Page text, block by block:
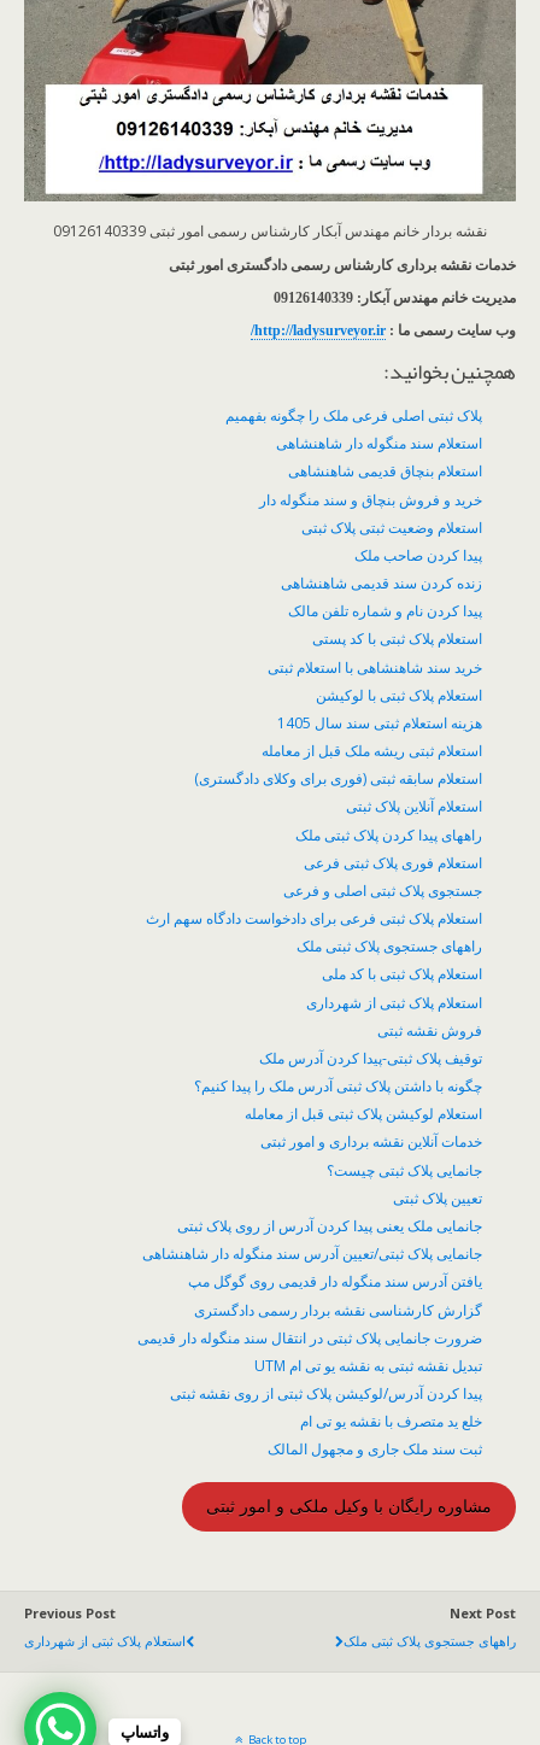
نقشه بردار خانم مهندس آبکار کارشناس رسمی امور ثبتی 09126140339
خدمات نقشه برداری کارشناس رسمی دادگستری امور ثبتی
مدیریت خانم مهندس آبکار: 09126140339
وب سایت رسمی ما : http://ladysurveyor.ir/
همچنین بخوانید:
پلاک ثبتی اصلی فرعی ملک را چگونه بفهمیم
استعلام سند منگوله دار شاهنشاهی
استعلام بنچاق قدیمی شاهنشاهی
خرید و فروش بنچاق و سند منگوله دار
استعلام وضعیت ثبتی پلاک ثبتی
پیدا کردن صاحب ملک
زنده کردن سند قدیمی شاهنشاهی
پیدا کردن نام و شماره تلفن مالک
استعلام پلاک ثبتی با کد پستی
خرید سند شاهنشاهی با استعلام ثبتی
استعلام پلاک ثبتی با لوکیشن
هزینه استعلام ثبتی سند سال 1405
استعلام ثبتی ریشه ملک قبل از معامله
استعلام سابقه ثبتی (فوری برای وکلای دادگستری)
استعلام آنلاین پلاک ثبتی
راههای پیدا کردن پلاک ثبتی ملک
استعلام فوری پلاک ثبتی فرعی
جستجوی پلاک ثبتی اصلی و فرعی
استعلام پلاک ثبتی فرعی برای دادخواست دادگاه سهم ارث
راههای جستجوی پلاک ثبتی ملک
استعلام پلاک ثبتی با کد ملی
استعلام پلاک ثبتی از شهرداری
فروش نقشه ثبتی
توقیف پلاک ثبتی-پیدا کردن آدرس ملک
چگونه با داشتن پلاک ثبتی آدرس ملک را پیدا کنیم؟
​استعلام لوکیشن پلاک ثبتی قبل از معامله
خدمات آنلاین نقشه برداری و امور ثبتی
جانمایی پلاک ثبتی چیست؟
تعیین پلاک ثبتی
جانمایی ملک یعنی پیدا کردن آدرس از روی پلاک ثبتی
جانمایی پلاک ثبتی/تعیین آدرس سند منگوله دار شاهنشاهی
یافتن آدرس سند منگوله دار قدیمی روی گوگل مپ
گزارش کارشناسی نقشه بردار رسمی دادگستری
ضرورت جانمایی پلاک ثبتی در انتقال سند منگوله دار قدیمی
تبدیل نقشه ثبتی به نقشه یو تی ام UTM
پیدا کردن آدرس/لوکیشن پلاک ثبتی از روی نقشه ثبتی
خلع ید متصرف با نقشه یو تی ام
ثبت سند ملک جاری و مجهول المالک
مشاوره رایگان با وکیل ملکی و امور ثبتی
Previous Post
استعلام پلاک ثبتی از شهرداری
Next Post
راههای جستجوی پلاک ثبتی ملک
Back to top واتساپ